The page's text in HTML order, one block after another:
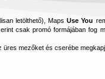
letölthető), MapsUse You
csak promó formájában fog
üres mezőket és cserébe